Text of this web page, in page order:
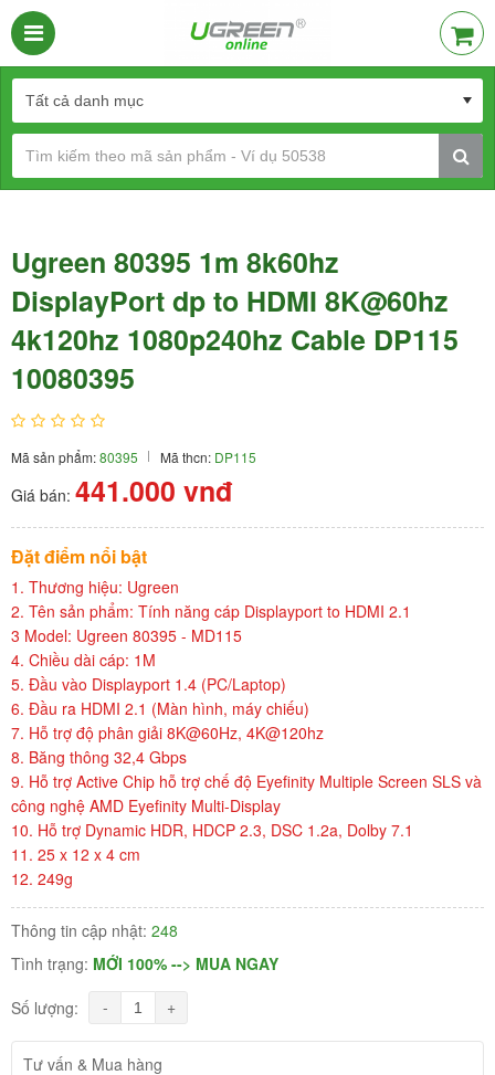
Ugreen 80395 1m 8k60hz
DisplayPort dp to HDMI 8K@60hz
4k120hz 1080p240hz Cable DP115
10080395
Mã sản phẩm:80395 Mã thcn: DP115
Giá bán: 441.000 vnđ
Đặt điểm nổi bật
1. Thương hiệu: Ugreen
2. Tên sản phẩm: Tính năng cáp Displayport to HDMI 2.1
3 Model: Ugreen 80395 - MD115
4. Chiều dài cáp: 1M
5. Đầu vào Displayport 1.4 (PC/Laptop)
6. Đầu ra HDMI 2.1 (Màn hình, máy chiếu)
7. Hỗ trợ độ phân giải 8K@60Hz, 4K@120hz
8. Băng thông 32,4 Gbps
9. Hỗ trợ Active Chip hỗ trợ chế độ Eyefinity Multiple Screen SLS và
công nghệ AMD Eyefinity Multi-Display
10. Hỗ trợ Dynamic HDR, HDCP 2.3, DSC 1.2a, Dolby 7.1
11. 25 x 12 x 4 cm
12. 249g
Thông tin cập nhật: 248
Tình trạng: MỚI 100% --> MUA NGAY
Số lượng:
- +
Tư vấn & Mua hàng